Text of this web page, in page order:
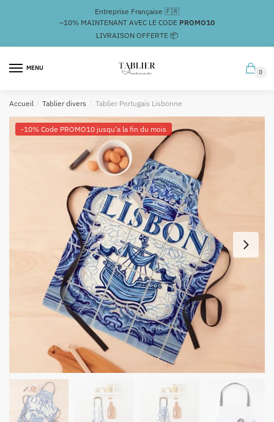
navigation
Entreprise Française 🇫🇷
–10% MAINTENANT AVEC LE CODE PROMO10
LIVRAISON OFFERTE 📦
MENU
0
Accueil / Tablier divers / Tablier Portugais Lisbonne
-10% Code PROMO10 jusqu'a la fin du mois